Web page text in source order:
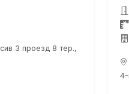
3 проезд 8 тер.,
4-